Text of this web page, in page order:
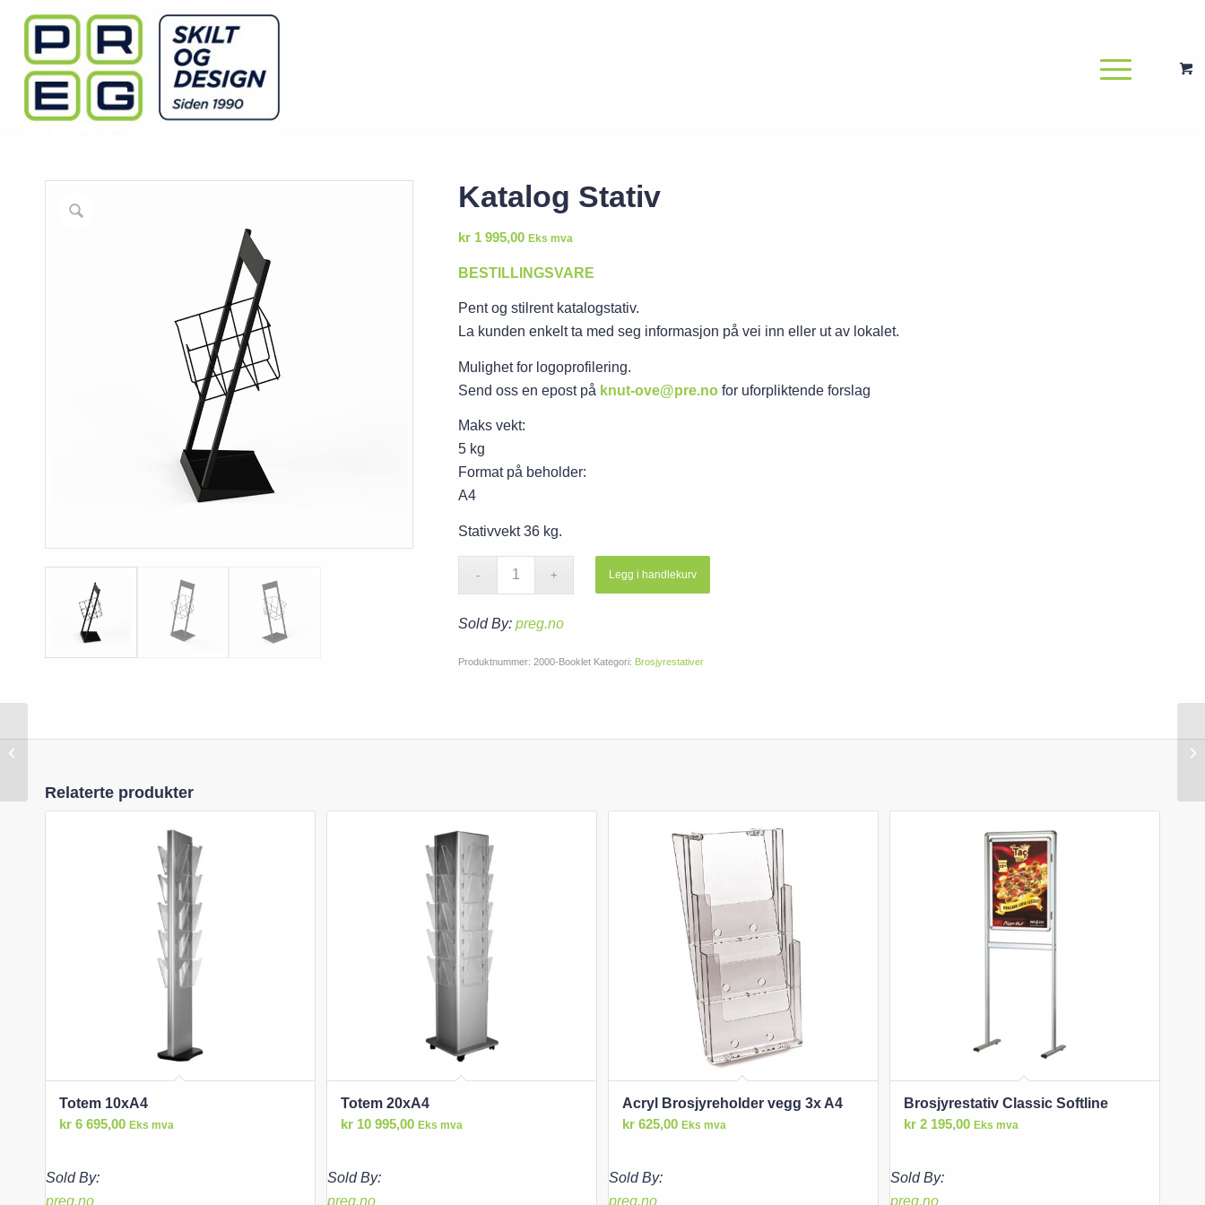
Katalog Stativ
kr1 995,00 Eks mva
BESTILLINGSVARE
Pent og stilrent katalogstativ.
La kunden enkelt ta med seg informasjon på vei inn eller ut av lokalet.
Mulighet for logoprofilering.
Send oss en epost på knut-ove@pre.nofor uforpliktende forslag
Maks vekt:
5 kg
Format på beholder:
A4
Stativvekt 36 kg.
Legg i handlekurv
Sold By: preg.no
Produktnummer: 2000-Booklet Kategori: Brosjyrestativer
Relaterte produkter
Totem 10xA4
kr 6 695,00 Eks mva
Sold By:
preg.no
Totem 20xA4
kr 10 995,00 Eks mva
Sold By:
preg.no
Acryl Brosjyreholder vegg 3x A4
kr 625,00 Eks mva
Sold By:
preg.no
Brosjyrestativ Classic Softline
kr 2 195,00 Eks mva
Sold By:
preg.no